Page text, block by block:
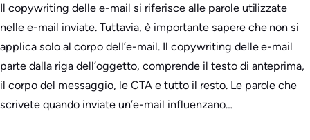
Il copywriting delle e-mail si riferisce alle parole utilizzate
nelle e-mail inviate. Tuttavia, è importante sapere che non si
applica solo al corpo dell’e-mail. Il copywriting delle e-mail
parte dalla riga dell’oggetto, comprende il testo di anteprima,
il corpo del messaggio, le CTA e tutto il resto. Le parole che
scrivete quando inviate un’e-mail influenzano…